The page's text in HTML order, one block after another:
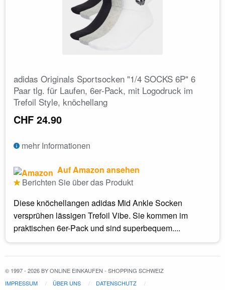
adidas Originals Sportsocken "1/4 SOCKS 6P" 6
Paar tlg. für Laufen, 6er-Pack, mit Logodruck im
Trefoil Style, knöchellang
CHF 24.90
mehr Informationen
Auf Amazon ansehen
Berichten Sie über das Produkt
Diese knöchellangen adidas Mid Ankle Socken
versprühen lässigen Trefoil Vibe. Sie kommen im
praktischen 6er-Pack und sind superbequem....
© 1997 - 2026 BY ONLINE EINKAUFEN - SHOPPING SCHWEIZ
IMPRESSUM
ÜBER UNS
DATENSCHUTZ